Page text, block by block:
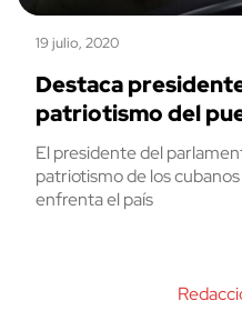
19 julio, 2020
Destaca
patriotismo del
El presidente del
patriotismo de los
enfrenta el país